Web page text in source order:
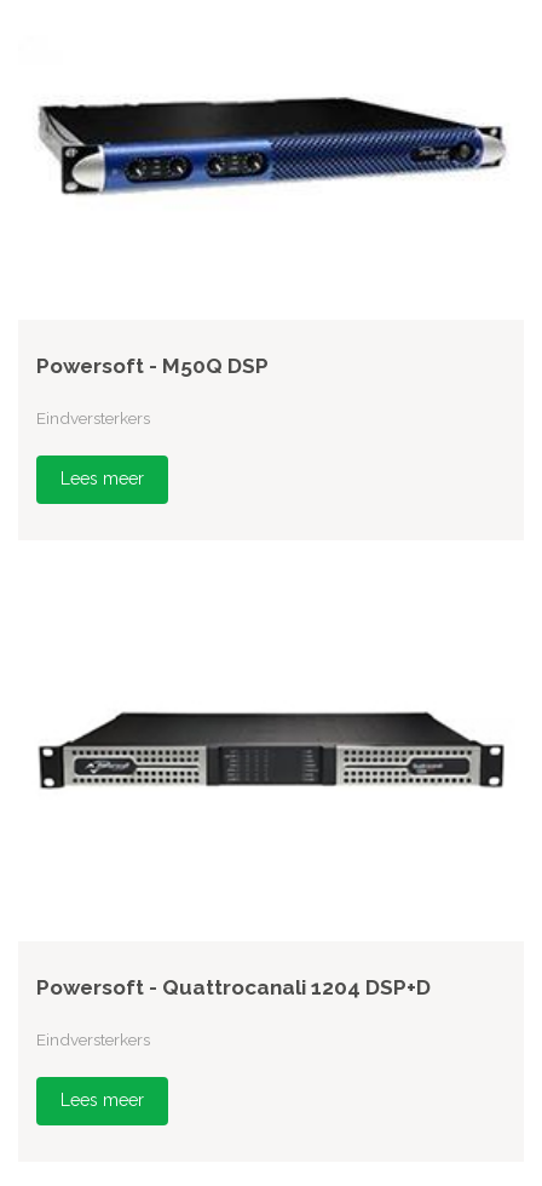
Powersoft - M50Q DSP
Eindversterkers
Lees meer
Powersoft - Quattrocanali 1204 DSP+D
Eindversterkers
Lees meer